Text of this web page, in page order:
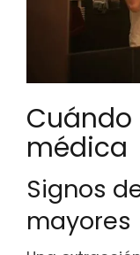
médica
Signos
mayores